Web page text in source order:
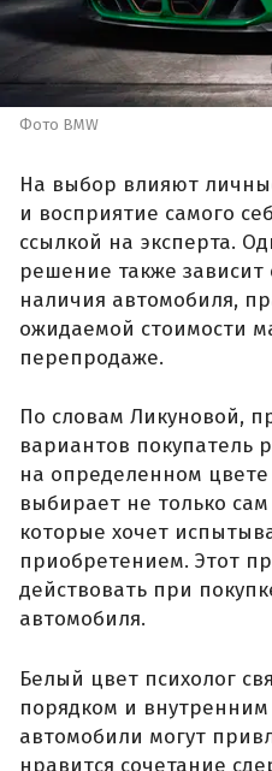
Фото BMW
На выбор влияют
и восприятие самого
ссылкой на эксперта.
решение также
наличия автомобиля,
ожидаемой стоимости
перепродаже.
По словам Ликуновой,
вариантов покупатель
на определенном
выбирает не только
которые хочет
приобретением. Этот
действовать при
автомобиля.
Белый цвет психолог
порядком и внутренним
автомобили могут
нравится сочетание